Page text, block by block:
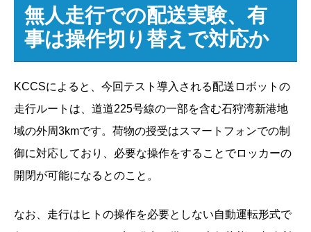
無人走行での配送実験、有
事は操作切り替えで対応か
KCCSによると、今回テスト導入される配送ロボットの
走行ルートは、道道225号線の一部を含む石狩湾新港地
域の外周3kmです。荷物の授受はスマートフォンでの制
御に対応しており、必要な操作をすることでロッカーの
開閉が可能になるとのこと。
なお、走行はヒトの操作を必要としない自動運転形式で